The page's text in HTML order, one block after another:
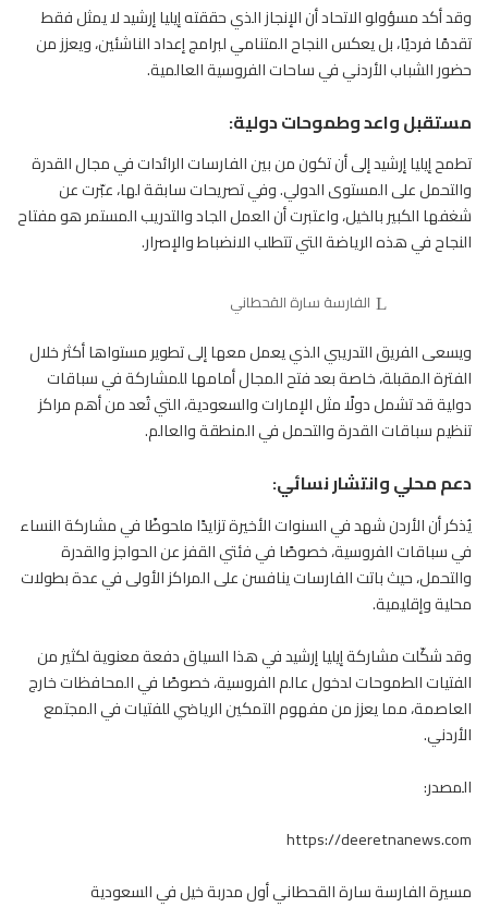
وقد أكد مسؤولو الاتحاد أن الإنجاز الذي حققته إيليا إرشيد لا يمثل فقط
تقدمًا فرديًا، بل يعكس النجاح المتنامي لبرامج إعداد الناشئين، ويعزز من
حضور الشباب الأردني في ساحات الفروسية العالمية.
مستقبل واعد وطموحات دولية:
تطمح إيليا إرشيد إلى أن تكون من بين الفارسات الرائدات في مجال القدرة
والتحمل على المستوى الدولي. وفي تصريحات سابقة لها، عبّرت عن
شغفها الكبير بالخيل، واعتبرت أن العمل الجاد والتدريب المستمر هو مفتاح
النجاح في هذه الرياضة التي تتطلب الانضباط والإصرار.
الفارسة سارة القحطاني
ويسعى الفريق التدريبي الذي يعمل معها إلى تطوير مستواها أكثر خلال
الفترة المقبلة، خاصة بعد فتح المجال أمامها للمشاركة في سباقات
دولية قد تشمل دولًا مثل الإمارات والسعودية، التي تُعد من أهم مراكز
تنظيم سباقات القدرة والتحمل في المنطقة والعالم.
دعم محلي وانتشار نسائي:
يُذكر أن الأردن شهد في السنوات الأخيرة تزايدًا ملحوظًا في مشاركة النساء
في سباقاتالفروسية، خصوصًا في فئتي القفز عن الحواجز والقدرة
والتحمل، حيث باتت الفارسات ينافسن على المراكز الأولى في عدة بطولات
محلية وإقليمية.
وقد شكّلت مشاركة إيليا إرشيد في هذا السياق دفعة معنوية لكثير من
الفتيات الطموحات لدخول عالم الفروسية، خصوصًا في المحافظات خارج
العاصمة، مما يعزز من مفهوم التمكين الرياضي للفتيات في المجتمع
الأردني.
المصدر:
https://deeretnanews.com
مسيرة الفارسة سارة القحطاني أول مدربة خيل في السعودية